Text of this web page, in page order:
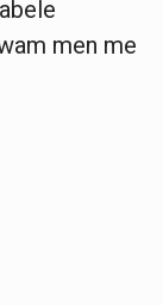
men me